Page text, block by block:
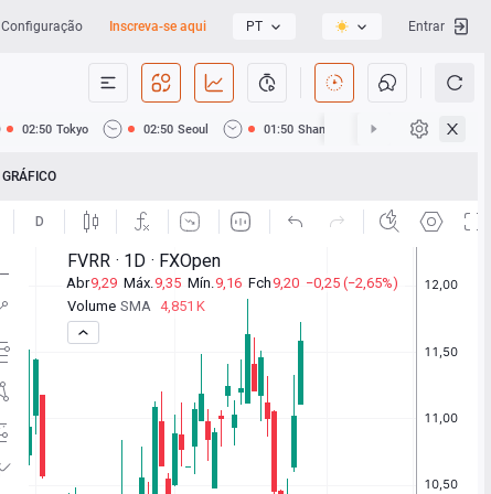
Configuração Inscreva-se aqui PT Entrar
02:50 Tokyo 02:50 Seoul 01:50 Shanghai 01:50 Hong
GRÁFICO